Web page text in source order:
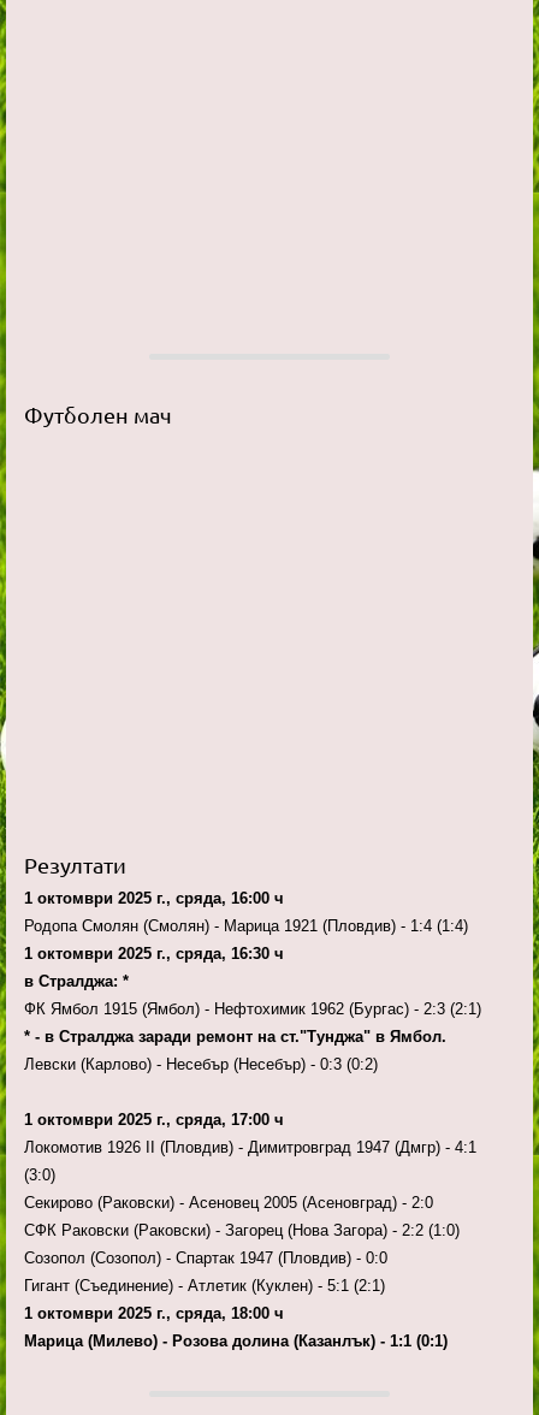
Футболен мач
Резултати
1 октомври 2025 г., сряда, 16:00 ч
Родопа Смолян (Смолян) - Марица 1921 (Пловдив) - 1:4 (1:4)
1 октомври 2025 г., сряда, 16:30 ч
в Стралджа: *
ФК Ямбол 1915 (Ямбол) - Нефтохимик 1962 (Бургас) - 2:3 (2:1)
* - в Стралджа заради ремонт на ст."Тунджа" в Ямбол.
Левски (Карлово) - Несебър (Несебър) - 0:3 (0:2)
1 октомври 2025 г., сряда, 17:00 ч
Локомотив 1926 II (Пловдив) - Димитровград 1947 (Дмгр) - 4:1
(3:0)
Секирово (Раковски) - Асеновец 2005 (Асеновград) - 2:0
СФК Раковски (Раковски) - Загорец (Нова Загора) - 2:2 (1:0)
Созопол (Созопол) - Спартак 1947 (Пловдив) - 0:0
Гигант (Съединение) - Атлетик (Куклен) - 5:1 (2:1)
1 октомври 2025 г., сряда, 18:00 ч
Марица (Милево) - Розова долина (Казанлък) - 1:1 (0:1)